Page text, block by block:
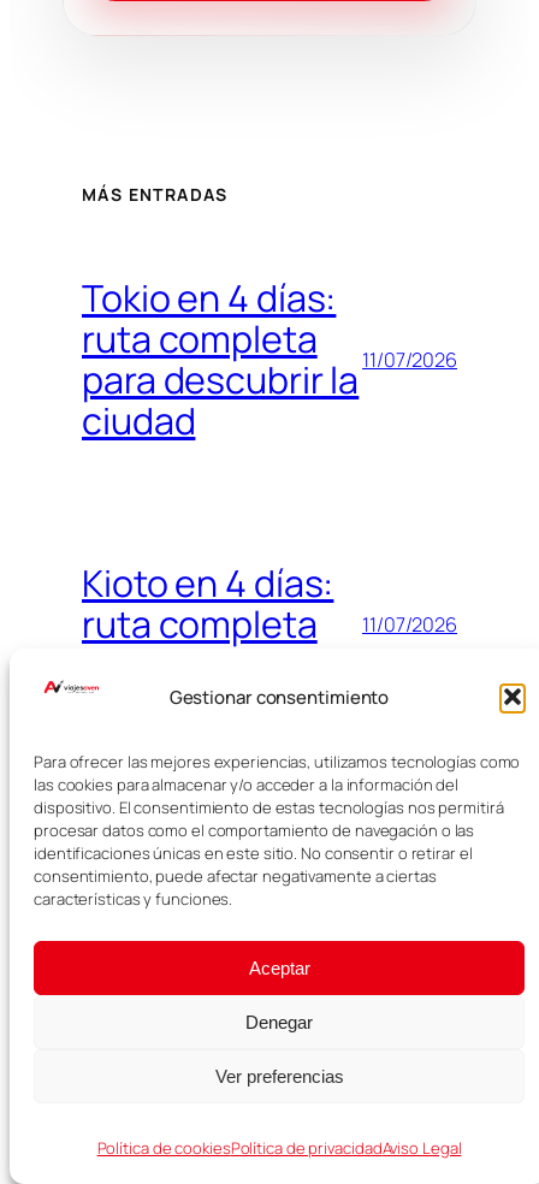
Gestionar consentimiento
Para ofrecer las mejores experiencias, utilizamos tecnologías como
las cookies para almacenar y/o acceder a la información del
dispositivo. El consentimiento de estas tecnologías nos permitirá
procesar datos como el comportamiento de navegación o las
identificaciones únicas en este sitio. No consentir o retirar el
consentimiento, puede afectar negativamente a ciertas
características y funciones.
Aceptar
Denegar
Ver preferencias
Política de cookiesPolítica de privacidadAviso Legal
MÁS ENTRADAS
Tokio en 4 días:
ruta completa
para descubrir la
ciudad
11/07/2026
Kioto en 4 días:
ruta completa
por la ciudad
11/07/2026
Universal
Studios Japón:
guía para visitar
el parque
11/07/2026
ruta completa
11/07/2026